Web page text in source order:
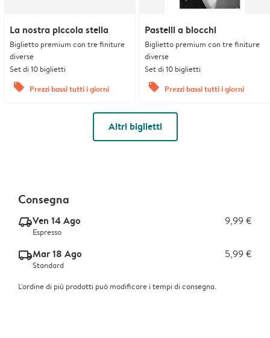
La nostra piccola stella
Biglietto premium con tre finiture
diverse
Set di 10 biglietti
offers Prezzi bassi tutti i giorni
Pastelli a blocchi
Biglietto premium con tre finiture
diverse
Set di 10 biglietti
offers Prezzi bassi tutti i giorni
Altri biglietti
Consegna
delivery_express_v2Ven 14 Ago 9,99 €
Espresso
delivery_standard_v2Mar 18 Ago 5,99 €
Standard
L'ordine di più prodotti può modificare i tempi di consegna.